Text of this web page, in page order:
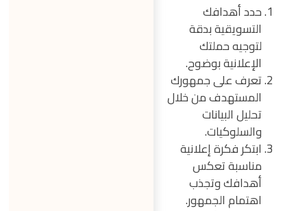
حدد أهدافك
التسويقية بدقة
لتوجيه حملتك
الإعلانية بوضوح.
تعرف على جمهورك
المستهدف من خلال
تحليل البيانات
والسلوكيات.
ابتكر فكرة إعلانية
مناسبة تعكس
أهدافك وتجذب
اهتمام الجمهور.